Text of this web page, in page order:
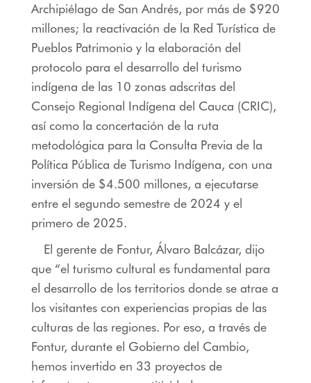
Archipiélago de San Andrés, por más de $920
millones; la reactivación de la Red Turística de
Pueblos Patrimonio y la elaboración del
protocolo para el desarrollo del turismo
indígena de las 10 zonas adscritas del
Consejo Regional Indígena del Cauca (CRIC),
así como la concertación de la ruta
metodológica para la Consulta Previa de la
Política Pública de Turismo Indígena, con una
inversión de $4.500 millones, a ejecutarse
entre el segundo semestre de 2024 y el
primero de 2025.
El gerente de Fontur, Álvaro Balcázar, dijo
que “el turismo cultural es fundamental para
el desarrollo de los territorios donde se atrae a
los visitantes con experiencias propias de las
culturas de las regiones. Por eso, a través de
Fontur, durante el Gobierno del Cambio,
hemos invertido en 33 proyectos de